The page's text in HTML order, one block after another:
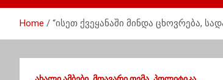
Home “ისეთ ქვეყანაში მინდა ცხოვრება,